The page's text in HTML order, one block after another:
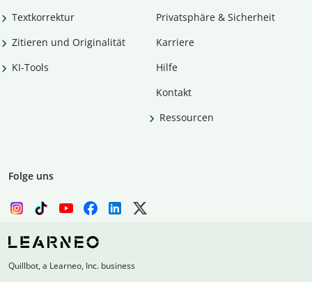
Textkorrektur
Zitieren und Originalität
KI-Tools
Privatsphäre & Sicherheit
Karriere
Hilfe
Kontakt
Ressourcen
Folge uns
Quillbot, a Learneo, Inc. business